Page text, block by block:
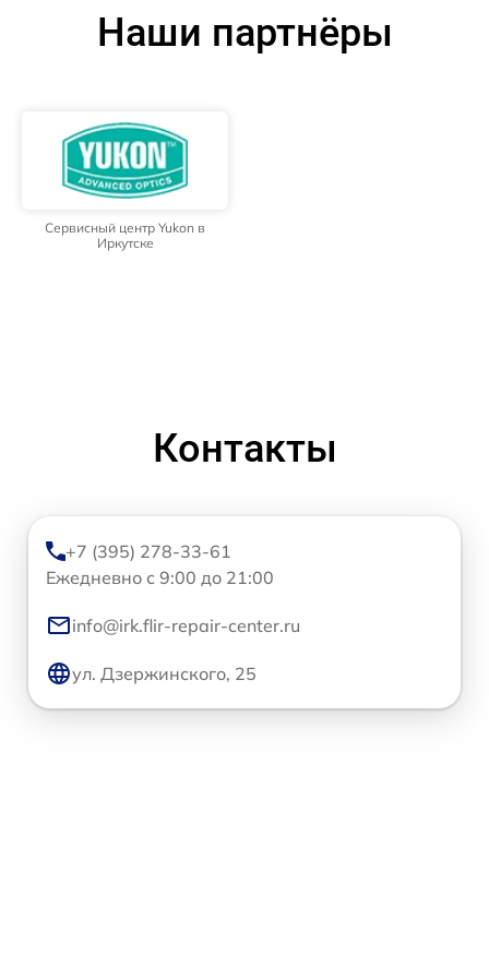
Наши партнёры
Сервисный центр Yukon в
Иркутске
Контакты
+7 (395) 278-33-61
Ежедневно с 9:00 до 21:00
info@irk.flir-repair-center.ru
ул. Дзержинского, 25